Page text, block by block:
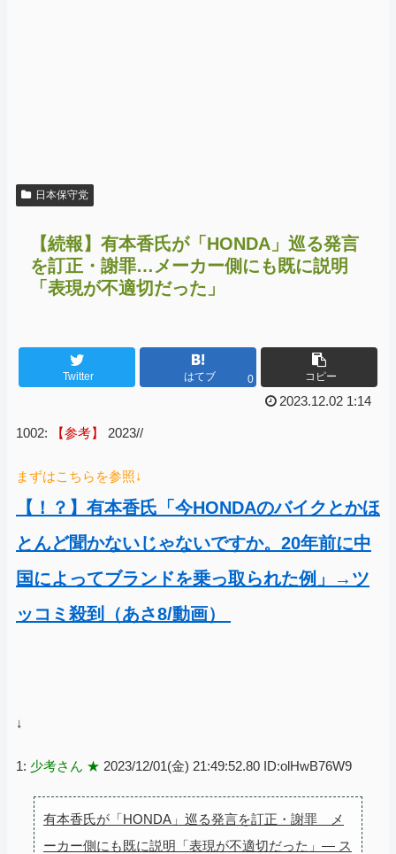
日本保守党
【続報】有本香氏が「HONDA」巡る発言
を訂正・謝罪…メーカー側にも既に説明
「表現が不適切だった」
Twitter はてブ 0 コピー
2023.12.02 1:14
1002: 【参考】 2023//
まずはこちらを参照↓
【！？】有本香氏「今HONDAのバイクとかほ
とんど聞かないじゃないですか。20年前に中
国によってブランドを乗っ取られた例」→ツ
ッコミ殺到（あさ8/動画）
↓
1: 少考さん ★ 2023/12/01(金) 21:49:52.80 ID:olHwB76W9
有本香氏が「HONDA」巡る発言を訂正・謝罪 メ
ーカー側にも既に説明「表現が不適切だった」― ス